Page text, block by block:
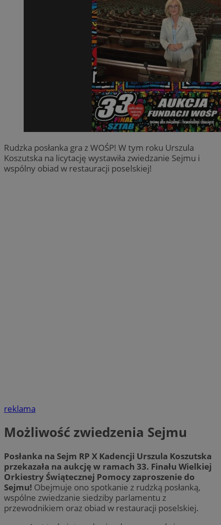
Rudzka posłanka gra z WOŚP! W tym roku Urszula
Koszutska na licytację wystawiła zwiedzanie Sejmu i
wspólny obiad w restauracji poselskiej!
reklama
Możliwość zwiedzenia Sejmu
Posłanka na Sejm RP X Kadencji Urszula Koszutska
przekazała na aukcję w ramach 33. Finału Wielkiej
Orkiestry Świątecznej Pomocy zaproszenie do
Sejmu! Obejmuje ono spotkanie z rudzką posłanką,
wspólne zwiedzanie siedziby parlamentu z
przewodnikiem oraz obiad w restauracji poselskiej.